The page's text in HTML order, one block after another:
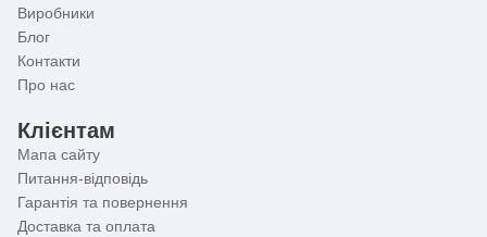
Виробники
Блог
Контакти
Про нас
Клієнтам
Мапа сайту
Питання-відповідь
Гарантія та повернення
Доставка та оплата